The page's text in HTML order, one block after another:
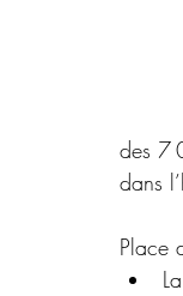
des 7
dans
Place